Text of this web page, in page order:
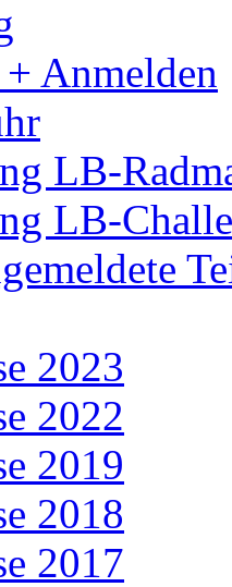
Anmelden
LB-
LB-
2023
2022
2019
2018
2017